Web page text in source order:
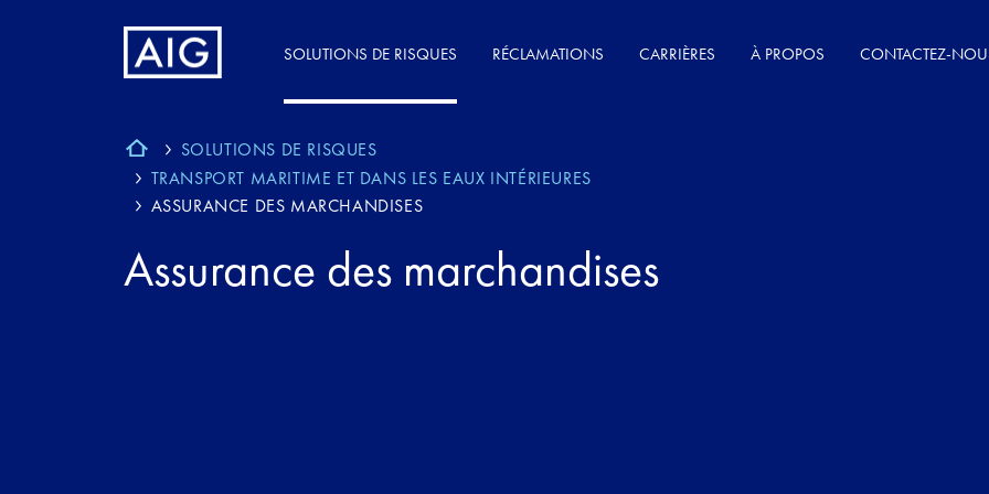
SOLUTIONS DE RISQUES RÉCLAMATIONS CARRIÈRES À PROPOS CONTACTEZ-
SOLUTIONS DE RISQUES
TRANSPORT MARITIME ET DANS LES EAUX INTÉRIEURES
ASSURANCE DES MARCHANDISES
Assurance des marchandises